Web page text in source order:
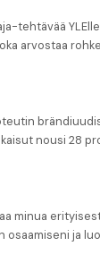
tehtävää
arvostaa
nousi 28
minua
osaamiseni ja